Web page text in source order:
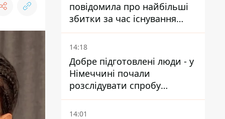
повідомила про найбільші
збитки за час існування
компанії
14:18
Добре підготовлені люди - у
Німеччині почали
розслідувати спробу
вдарити дроном по
українському літаку на
14:01